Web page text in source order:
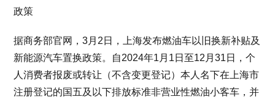
政策
据商务部官网，3月2日，上海发布燃油车以旧换新补贴及
新能源汽车置换政策。自2024年1月1日至12月31日，个
人消费者报废或转让（不含变更登记）本人名下在上海市
注册登记的国五及以下排放标准非营业性燃油小客车，并